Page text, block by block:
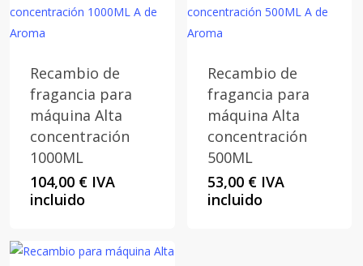
Recambio de
fragancia para
máquina Alta
concentración
1000ML
104,00 € IVA
incluido
Recambio de
fragancia para
máquina Alta
concentración
500ML
53,00 € IVA
incluido